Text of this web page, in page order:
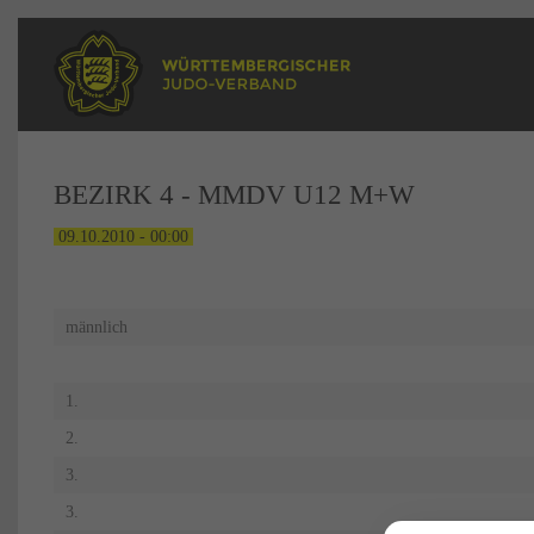
BEZIRK 4 - MMDV U12 M+W
09.10.2010 - 00:00
männlich
1.
2.
3.
3.